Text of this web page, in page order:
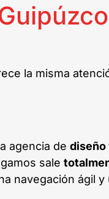
la misma
agencia de diseño
sale
navegación ágil